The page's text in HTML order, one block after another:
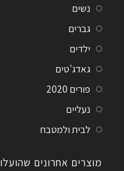
נשים
גברים
ילדים
גאדג'טים
פורים 2020
נעליים
לבית ולמטבח
מוצרים אחרונים שהועלו